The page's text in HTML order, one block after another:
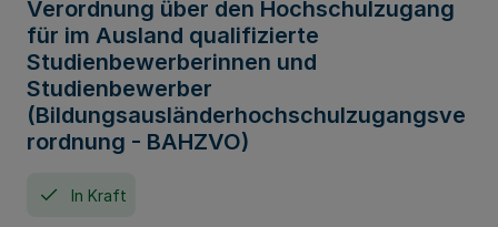
Verordnung über den Hochschulzugang
für im Ausland qualifizierte
Studienbewerberinnen und
Studienbewerber
(Bildungsausländerhochschulzugangsve
rordnung - BAHZVO)
In Kraft